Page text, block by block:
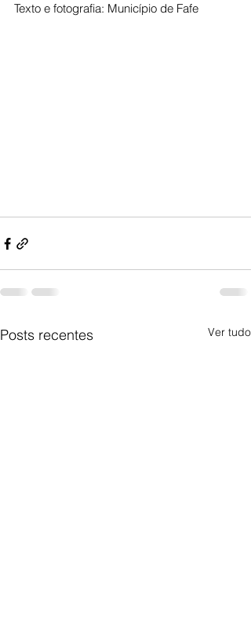
Texto e fotografia: Município de Fafe
Posts recentes Ver tudo